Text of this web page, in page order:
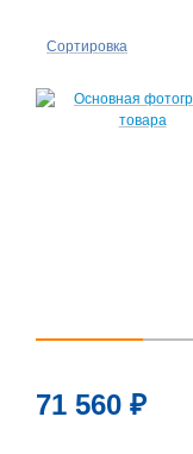
Сортировка
↑
↓
71 560 ₽